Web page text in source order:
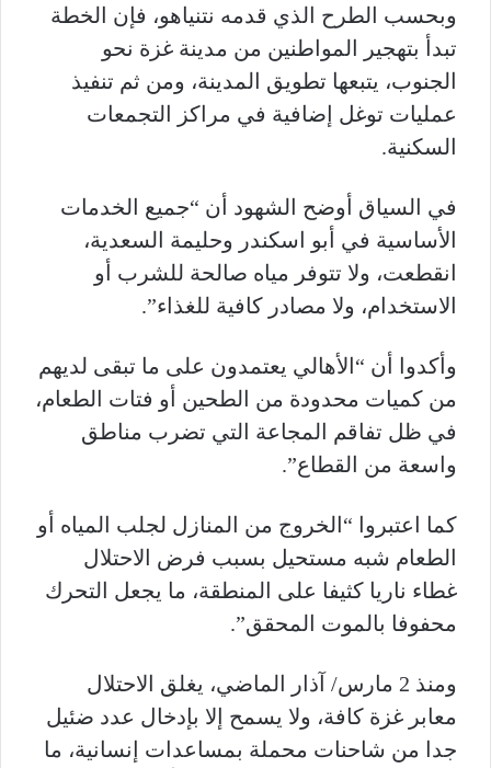
وبحسب الطرح الذي قدمه نتنياهو، فإن الخطة
تبدأ بتهجير المواطنين من مدينة غزة نحو
الجنوب، يتبعها تطويق المدينة، ومن ثم تنفيذ
عمليات توغل إضافية في مراكز التجمعات
السكنية.
في السياق أوضح الشهود أن “جميع الخدمات
الأساسية في أبو اسكندر وحليمة السعدية،
انقطعت، ولا تتوفر مياه صالحة للشرب أو
الاستخدام، ولا مصادر كافية للغذاء”.
وأكدوا أن “الأهالي يعتمدون على ما تبقى لديهم
من كميات محدودة من الطحين أو فتات الطعام،
في ظل تفاقم المجاعة التي تضرب مناطق
واسعة من القطاع”.
كما اعتبروا “الخروج من المنازل لجلب المياه أو
الطعام شبه مستحيل بسبب فرض الاحتلال
غطاء ناريا كثيفا على المنطقة، ما يجعل التحرك
محفوفا بالموت المحقق”.
ومنذ 2 مارس/ آذار الماضي، يغلق الاحتلال
معابر غزة كافة، ولا يسمح إلا بإدخال عدد ضئيل
جدا من شاحنات محملة بمساعدات إنسانية، ما